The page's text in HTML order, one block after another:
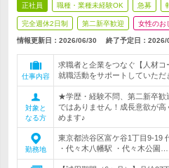
正社員 職種・業種未経験OK 急募
完全週休2日制 第二新卒歓迎 女性のお
情報更新日：2026/06/30 終了予定日： 2026/
仕事内容
求職者と企業をつなぐ【人材コ
就職活動をサポートしていた
対象と
なる方
★学歴・経験不問、第二新卒
ではありません！成長意欲が
めます♪
勤務地
東京都渋谷区富ケ谷1丁目9-19
・代々木八幡駅 ・代々木公園…